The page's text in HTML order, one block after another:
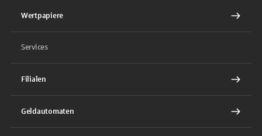
Wertpapiere
Services
Filialen
Geldautomaten